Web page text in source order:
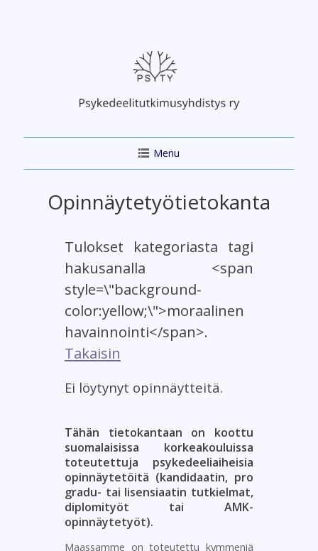
Menu
Opinnäytetyötietokanta
Tulokset kategoriasta tagi
hakusanalla <span
style=\"background-
color:yellow;\">moraalinen
havainnointi</span>.
Takaisin
Ei löytynyt opinnäytteitä.
Tähän tietokantaan on koottu
suomalaisissa korkeakouluissa
toteutettuja psykedeeliaiheisia
opinnäytetöitä (kandidaatin, pro
gradu- tai lisensiaatin tutkielmat,
diplomityöt tai AMK-
opinnäytetyöt).
Maassamme on toteutettu kymmeniä